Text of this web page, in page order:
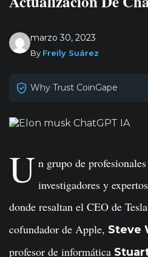
marzo 30, 2023
By Freily Suárez
Why Trust CoinGape
U n grupo de
investigadores y
donde resaltan el CEO de
cofundador de Apple, Steve
profesor de informática